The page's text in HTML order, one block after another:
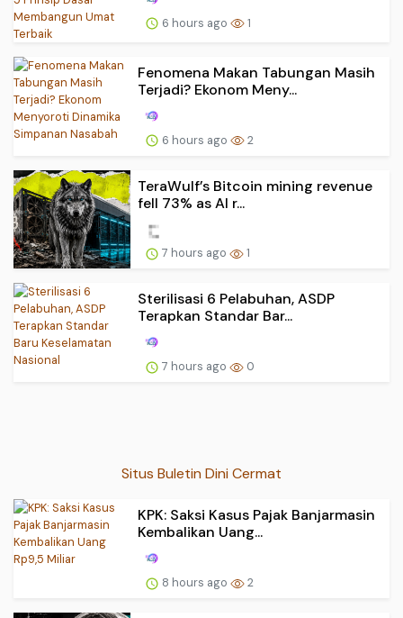
6 hours ago 1
Fenomena Makan Tabungan Masih
Terjadi? Ekonom Meny...
6 hours ago 2
TeraWulf’s Bitcoin mining revenue
fell 73% as AI r...
7 hours ago 1
Sterilisasi 6 Pelabuhan, ASDP
Terapkan Standar Bar...
7 hours ago 0
Situs Buletin Dini Cermat
KPK: Saksi Kasus Pajak Banjarmasin
Kembalikan Uang...
8 hours ago 2